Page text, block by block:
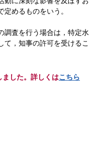
めるものをいう。
調査を行う場合は，特定水
て，知事の許可を受けるこ
した。詳しくはこちら